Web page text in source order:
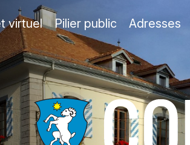
virtuel Pilier public Adresses